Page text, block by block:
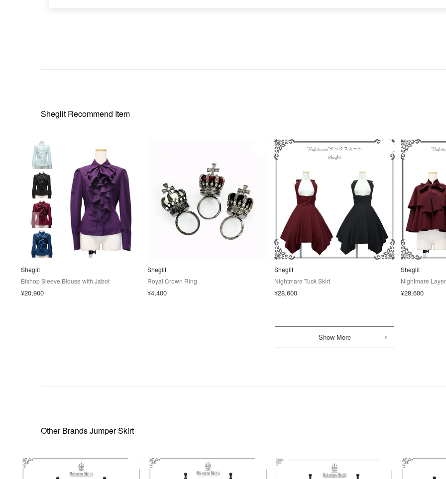
Sheglit Recommend Item
Sheglit
Bishop Sleeve Blouse with Jabot
¥20,900
Sheglit
Royal Crown Ring
¥4,400
Sheglit
Nightmare Tuck Skirt
¥28,600
Sheglit
Nightmare
¥28,600
Show More
Other Brands Jumper Skirt